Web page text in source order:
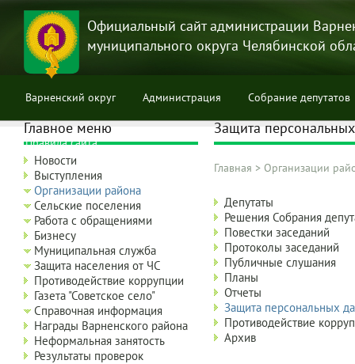
Перейти
основному
содержанию
Официальный сайт администрации
муниципального округа Челябинской
Варненский округ Администрация Собрание депутатов
Правила сайта
Защита
навигации
Главная > Организации
Aдминистрация
Варненского
муниципального
района:
дополнительно
+3
level
Депутаты
Решения Собрания
Повестки заседаний
Протоколы заседаний
Публичные слушания
Планы
Отчеты
Защита персональных
Противодействие
Архив
Главное меню
Новости
Выступления
Организации района
Сельские поселения
Работа с обращениями
Бизнесу
Муниципальная служба
Защита населения от ЧС
Противодействие коррупции
Газета "Советское село"
Справочная информация
Награды Варненского района
Неформальная занятость
Результаты проверок